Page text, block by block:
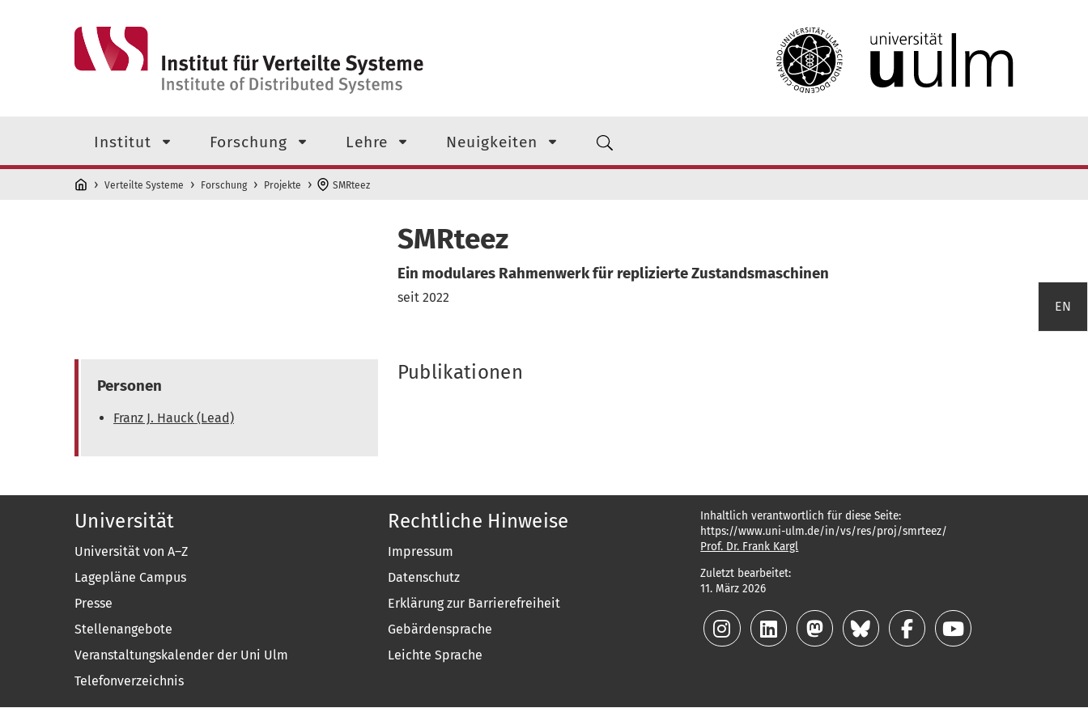
Institut Forschung Lehre Neuigkeiten
EN
Verteilte Systeme Forschung Projekte SMRteez
SMRteez
Ein modulares Rahmenwerk für replizierte Zustandsmaschinen
seit 2022
Personen
Franz J. Hauck (Lead)
Publikationen
Universität
Universität von A–Z
Lagepläne Campus
Presse
Stellenangebote
Veranstaltungskalender der Uni Ulm
Telefonverzeichnis
Rechtliche Hinweise
Impressum
Datenschutz
Erklärung zur Barrierefreiheit
Gebärdensprache
Leichte Sprache
Inhaltlich verantwortlich für diese Seite:
https://www.uni-ulm.de/in/vs/res/proj/smrteez/
Prof. Dr. Frank Kargl
Zuletzt bearbeitet:
11. März 2026